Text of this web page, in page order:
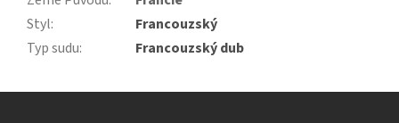
Styl:
Francouzský
Typ sudu: Francouzský dub